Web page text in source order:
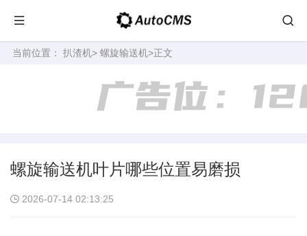
当前位置： 扒渣机> 螺旋输送机>正文
螺旋输送机叶片哪些位置易磨损
2026-07-14 02:13:25